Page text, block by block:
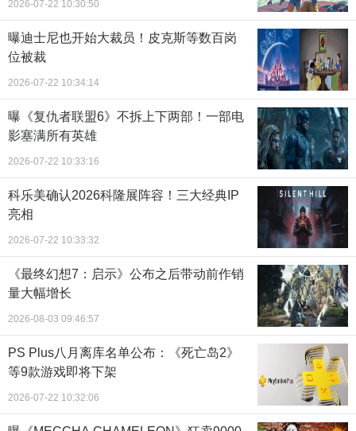
2026-07-22 10:30:50
曝迪士尼也开始大裁员！皮克斯等数百岗
位被裁
2026-07-22 10:34:14
曝《复仇者联盟6》不拆上下两部！一部电
影塞满所有英雄
2026-07-22 10:33:16
科乐美确认2026科隆展阵容！三大经典IP
亮相
2026-07-22 10:33:32
《最终幻想7：启示》公布之后带动前作销
量大幅增长
2026-08-03 09:46:57
PS Plus八月离库名单公布：《死亡岛2》
等9款游戏即将下架
2026-07-22 10:32:06